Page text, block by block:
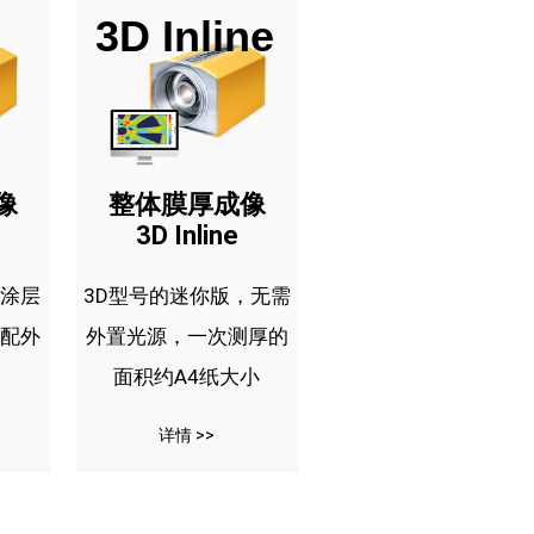
层
外
3D Inline
整体膜厚成像
3D Inline
3D型号的迷你版，无需
外置光源，一次测厚的
面积约A4纸大小
详情 >>